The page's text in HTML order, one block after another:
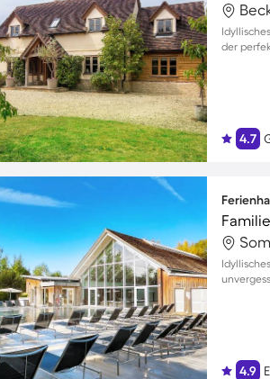
der
4.7
4.9